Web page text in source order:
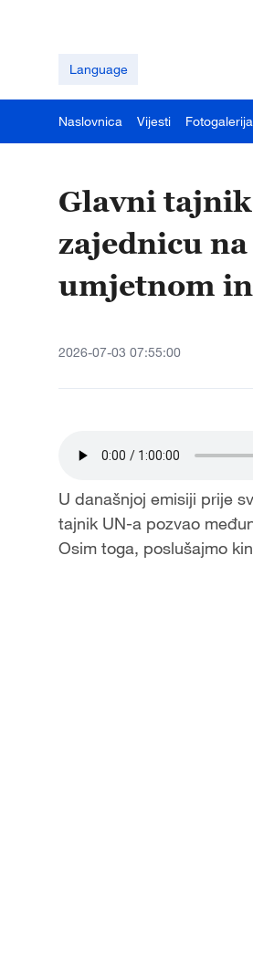
Language
Naslovnica Vijesti Fotogalerija
Glavni
zajednicu
umjetnom
2026-07-03 07:55:00
U današnjoj emisiji prije
tajnik UN-a pozvao
Osim toga, poslušajmo